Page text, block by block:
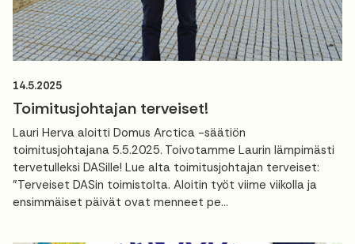
14.5.2025
Toimitusjohtajan terveiset!
Lauri Herva aloitti Domus Arctica -säätiön
toimitusjohtajana 5.5.2025. Toivotamme Laurin lämpimästi
tervetulleksi DASille! Lue alta toimitusjohtajan terveiset:
"Terveiset DASin toimistolta. Aloitin työt viime viikolla ja
ensimmäiset päivät ovat menneet pe...